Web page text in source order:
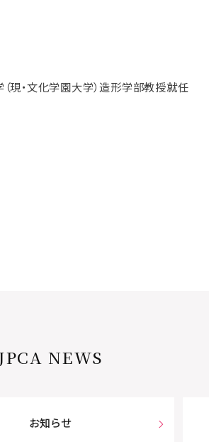
現・文化学園大学）造形学部教授就任
NEWS
お知らせ